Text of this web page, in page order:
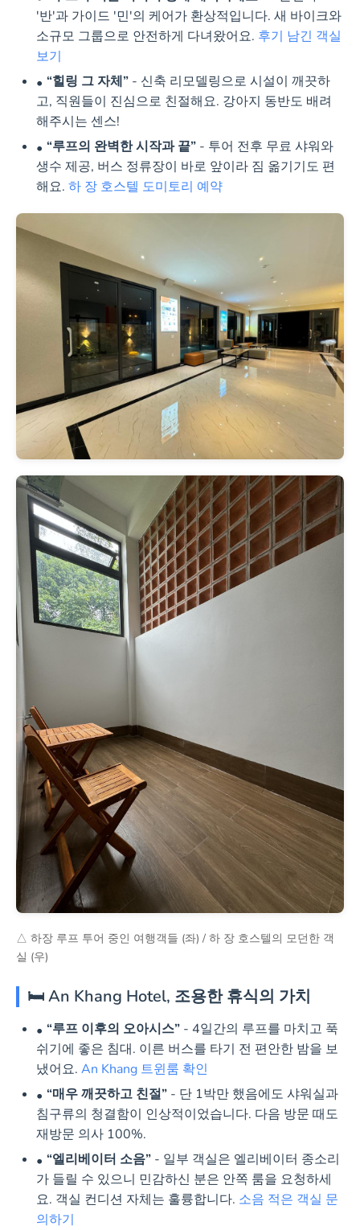
'반'과 가이드 '민'의 케어가 환상적입니다. 새 바이크와
소규모 그룹으로 안전하게 다녀왔어요. 후기 남긴 객실
보기
“힐링 그 자체” - 신축 리모델링으로 시설이 깨끗하
고, 직원들이 진심으로 친절해요. 강아지 동반도 배려
해주시는 센스!
“루프의 완벽한 시작과 끝” - 투어 전후 무료 샤워와
생수 제공, 버스 정류장이 바로 앞이라 짐 옮기기도 편
해요. 하 장 호스텔 도미토리 예약
△ 하장 루프 투어 중인 여행객들 (좌) / 하 장 호스텔의 모던한 객
실 (우)
🛏️ An Khang Hotel, 조용한 휴식의 가치
“루프 이후의 오아시스” - 4일간의 루프를 마치고 푹
쉬기에 좋은 침대. 이른 버스를 타기 전 편안한 밤을 보
냈어요. An Khang 트윈룸 확인
“매우 깨끗하고 친절” - 단 1박만 했음에도 샤워실과
침구류의 청결함이 인상적이었습니다. 다음 방문 때도
재방문 의사 100%.
“엘리베이터 소음” - 일부 객실은 엘리베이터 종소리
가 들릴 수 있으니 민감하신 분은 안쪽 룸을 요청하세
요. 객실 컨디션 자체는 훌륭합니다. 소음 적은 객실 문
의하기